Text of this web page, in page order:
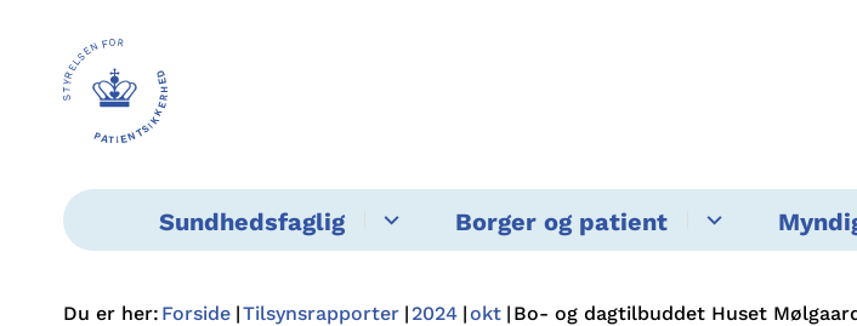
Sundhedsfaglig Borger og patient
Du er her: Forside Tilsynsrapporter 2024 okt Bo- og dagtilbuddet Huset